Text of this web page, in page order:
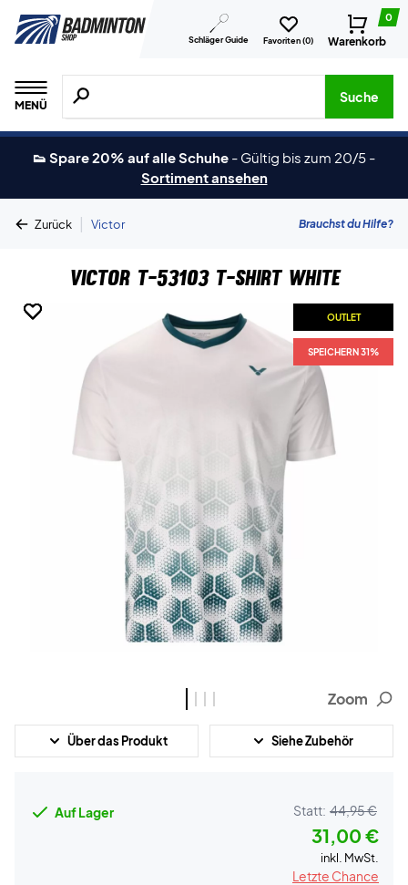
Schläger Guide Favoriten (0)
0
Warenkorb
MENÜ
Suche nach Produkten, Marken usw.
Suche
👟 Spare 20% auf alle Schuhe - Gültig bis zum 20/5 -
Sortiment ansehen
Zurück | Victor Brauchst du Hilfe?
Victor T-53103 T-shirt White
OUTLET
SPEICHERN 31%
OUTLET
SPEICHERN 31%
OUTLET
SPEICHERN 31%
OUTLET
SPEICHERN 31%
Zoom
Über das Produkt Siehe Zubehör
Auf Lager Statt: 44,95 €
31,00 €
inkl. MwSt.
Letzte Chance